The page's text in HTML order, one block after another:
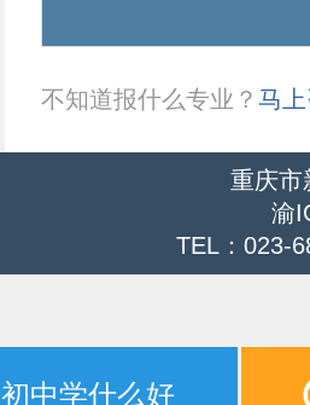
不知道报什么专业？ 马
重庆市
渝
TEL：023-
初中学什么好